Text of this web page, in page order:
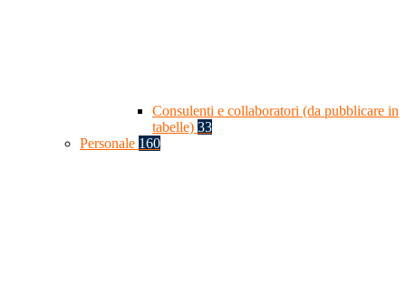
Consulenti e collaboratori (da pubblicare in
tabelle) 33
Personale 160